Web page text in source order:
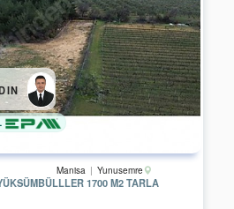
Manisa Yunusemre
1700 M2 TARLA